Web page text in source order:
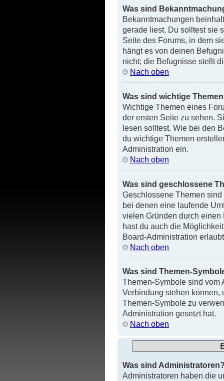
Was sind
Bekanntmachungen
gerade liest. Du solltest sie
Seite des Forums, in dem
hängt es von deinen
nicht; die Befugnisse stellt
Nach oben
Was sind wichtige
Wichtige Themen eines
der ersten Seite zu sehen.
lesen solltest. Wie bei den
du wichtige Themen
Administration ein.
Nach oben
Was sind geschlossene
Geschlossene Themen
bei denen eine laufende
vielen Gründen durch einen
hast du auch die
Board-Administration
Nach oben
Was sind Themen-
Themen-Symbole sind vom
Verbindung stehen können,
Themen-Symbole zu
Administration gesetzt hat.
Nach oben
Was sind
Administratoren haben die